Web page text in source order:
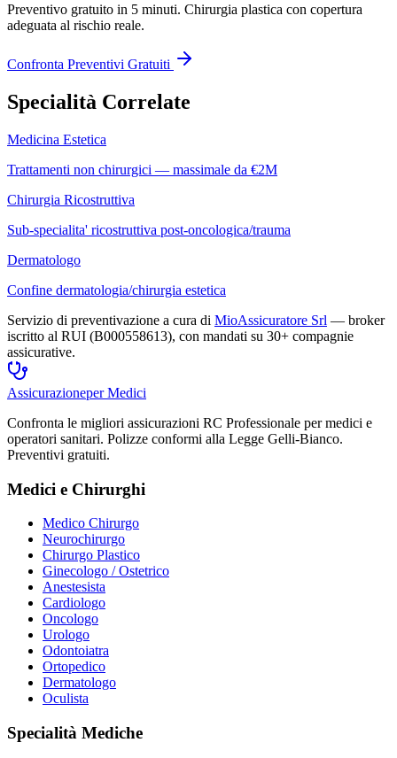
Preventivo gratuito in 5 minuti. Chirurgia plastica con copertura
adeguata al rischio reale.
Confronta Preventivi Gratuiti
Specialità Correlate
Medicina Estetica
Trattamenti non chirurgici — massimale da €2M
Chirurgia Ricostruttiva
Sub-specialita' ricostruttiva post-oncologica/trauma
Dermatologo
Confine dermatologia/chirurgia estetica
Servizio di preventivazione a cura di MioAssicuratore Srl — broker
iscritto al RUI (B000558613), con mandati su 30+ compagnie
assicurative.
Assicurazioneper Medici
Confronta le migliori assicurazioni RC Professionale per medici e
operatori sanitari. Polizze conformi alla Legge Gelli-Bianco.
Preventivi gratuiti.
Medici e Chirurghi
Medico Chirurgo
Neurochirurgo
Chirurgo Plastico
Ginecologo / Ostetrico
Anestesista
Cardiologo
Oncologo
Urologo
Odontoiatra
Ortopedico
Dermatologo
Oculista
Specialità Mediche